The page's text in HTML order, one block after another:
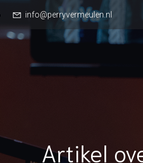
info@perryvermeulen.nl
Artikel